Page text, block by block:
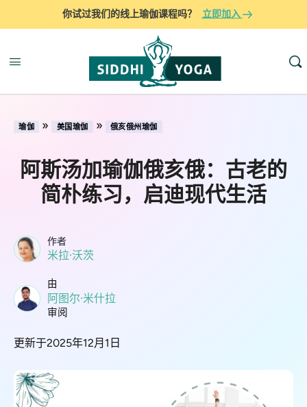
你试过我们的线上瑜伽课程吗？ 立即加入
瑜伽 » 美国瑜伽 » 俄亥俄州瑜伽
阿斯汤加瑜伽俄亥俄：古老的
简朴练习，启迪现代生活
作者
米拉·沃茨
由
阿图尔·米什拉
审阅
更新于2025年12月1日